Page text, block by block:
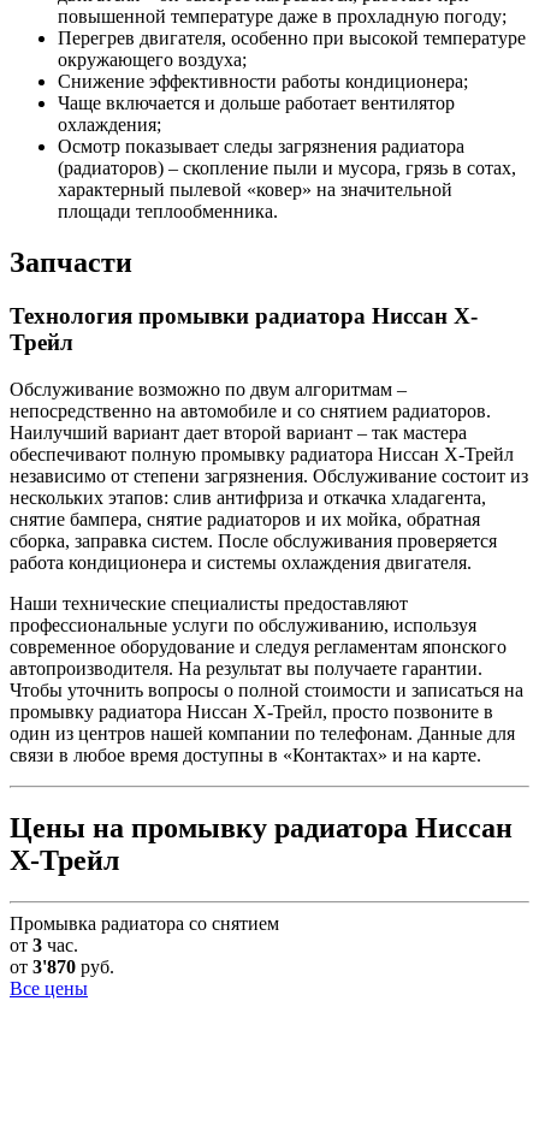
повышенной температуре даже в прохладную погоду;
Перегрев двигателя, особенно при высокой температуре
окружающего воздуха;
Снижение эффективности работы кондиционера;
Чаще включается и дольше работает вентилятор
охлаждения;
Осмотр показывает следы загрязнения радиатора
(радиаторов) – скопление пыли и мусора, грязь в сотах,
характерный пылевой «ковер» на значительной
площади теплообменника.
Запчасти
Технология промывки радиатора Ниссан Х-
Трейл
Обслуживание возможно по двум алгоритмам –
непосредственно на автомобиле и со снятием радиаторов.
Наилучший вариант дает второй вариант – так мастера
обеспечивают полную промывку радиатора Ниссан Х-Трейл
независимо от степени загрязнения. Обслуживание состоит из
нескольких этапов: слив антифриза и откачка хладагента,
снятие бампера, снятие радиаторов и их мойка, обратная
сборка, заправка систем. После обслуживания проверяется
работа кондиционера и системы охлаждения двигателя.
Наши технические специалисты предоставляют
профессиональные услуги по обслуживанию, используя
современное оборудование и следуя регламентам японского
автопроизводителя. На результат вы получаете гарантии.
Чтобы уточнить вопросы о полной стоимости и записаться на
промывку радиатора Ниссан Х-Трейл, просто позвоните в
один из центров нашей компании по телефонам. Данные для
связи в любое время доступны в «Контактах» и на карте.
Цены на промывку радиатора Ниссан
Х-Трейл
Промывка радиатора со снятием
от 3 час.
от 3'870 руб.
Все цены